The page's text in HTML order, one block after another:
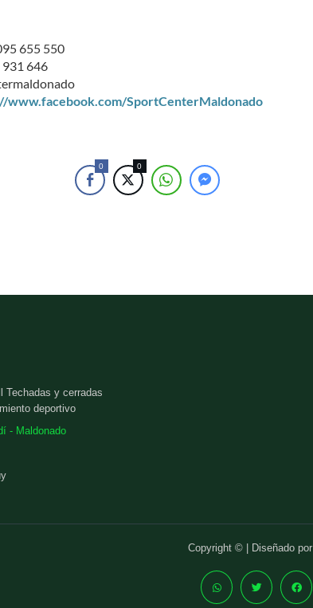
655 550
931 646
www.facebook.com/SportCenterMaldonado
0 0
Techadas y cerradas
deportivo
- Maldonado
Copyright © | Diseñado por